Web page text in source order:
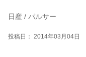
日産 / パルサー
投稿日： 2014年03月04日